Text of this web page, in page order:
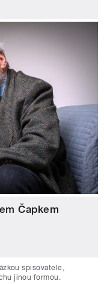
Čapkem
spisovatele,
jinou formou.